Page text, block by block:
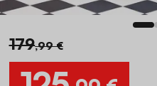
179,99 €